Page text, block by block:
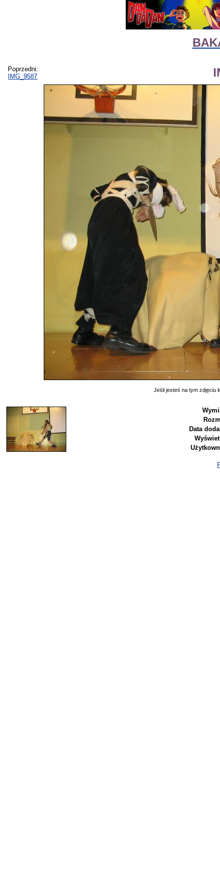
Poprzedni:
IMG_9587
Jeśli jesteś na tym zdjęciu
Data